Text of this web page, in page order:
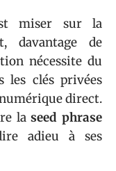
miser sur la
davantage de
nécessite du
les clés privées
direct.
laseed phrase
adieu à ses